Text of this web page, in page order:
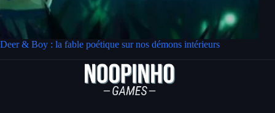
Deer & Boy : la fable poétique sur nos démons intérieurs